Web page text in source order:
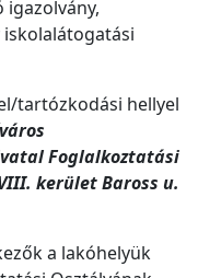
iskolalátogatási
tartózkodási hellyel
Foglalkoztatási
kerület Baross u.
a lakóhelyük